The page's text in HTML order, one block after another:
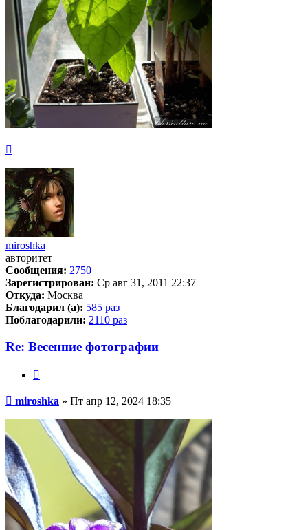
началу
miroshka
авторитет
Сообщения: 2750
Зарегистрирован: Ср авг 31, 2011 22:37
Откуда: Москва
Благодарил (а): 585 раз
Поблагодарили: 2110 раз
Re: Весенние фотографии
Сообщение
miroshka » Пт апр 12, 2024 18:35